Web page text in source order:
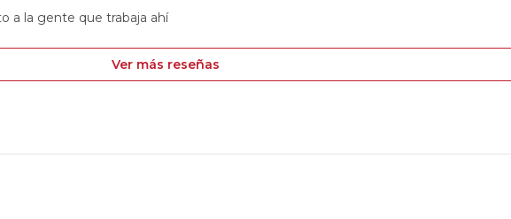
a la gente que trabaja ahí
Ver más reseñas